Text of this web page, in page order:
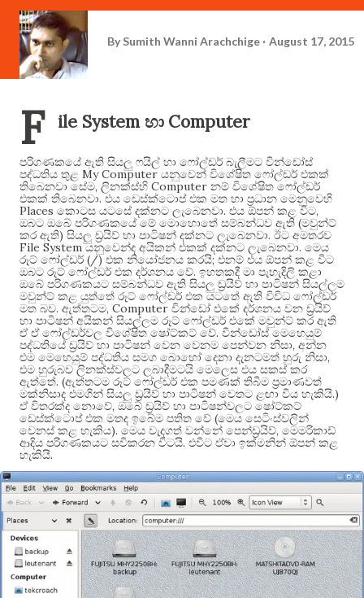
By Sumith Wanni Arachchige August 17, 2015
F ile System හා Computer
පරිගණකයේ ඇති සියලු ෆයිල් හා ෆෝල්ඩර් බැලීමට වින්ඩෝස්
පද්ධතිය තුළ My Computer යනුවෙන් විශේෂිත ෆෝල්ඩර් එකක්
තිබෙනවා සේම, ලිනක්ස්හි Computer නම් විශේෂිත ෆෝල්ඩර්
එකක් තිබෙනවා.එය ඩෙස්ක්ටොප් එක මත හා ප්‍රධාන මෙනුවෙහි
Places කොටස යටසේ දක්නට ලැබෙනවා. එය ඕපන් කළ විට,
ඔබට ඔබේ පරිගණකයේ මේ මොහොතේ සම්බන්ධව ඇති (මවුන්ට්
කර ඇති) සියලු ඩ්‍රයිව් හා පාටිෂන් දක්නට ලැබෙනවා. ඊට අමතරව
File Systemයනුවෙන්ද අයිකන් එකක් දක්නට ලැබෙනවා. මෙය
රූට් ෆෝල්ඩර් (/)එක නියෝජනය කරයි; එනම් එය ඕපන් කළ විට
ඔබට රූට් ෆෝල්ඩර් එක දර්ශනය වේ. ඉහතකදී මා පැහැදිලි කළා
ඔබේ පරිගණකයට සම්බන්ධව ඇති සියලු ඩ්‍රයිව් හා පාටිෂන් සියල්ලම
මවුන්ට් කළ යුත්තේ රූට් ෆෝල්ඩර් එක යටතේ ඇති විවිධ ෆෝල්ඩර්
මත බව. ඇත්තටම, Computer වින්ඩෝ එකේ දර්ශනය වන ඩ්‍රයිව්
හා පාටිෂන් අයිකන් සියල්ලම රූට් ෆෝල්ඩර් එකේ මවුන්ට් කර ඇති
ඒ ඒ ෆෝල්ඩර්වල විශේෂිත ෂෝට්කට් වේ. වින්ඩෝස් මෙහෙයුම්
පද්ධතියේ ඩ්‍රයිව් හා පාටිෂන් වෙන වෙනම පෙන්වන නිසා, අන්න
එම මෙහෙයුම් පද්ධතිය සමග බොහෝ දෙනා දැනටමත් හුරු නිසා,
එම හුරුබව ලිනක්ස්වලට ලබාදීමටයි මෙලෙස එය සකස් කර
ඇත්තේ. (ඇත්තටම රූට් ෆෝල්ඩර් එක පමණක් තිබීම ප්‍රමාණවත්
මක්නිසාද එමගින් සියලු ඩ්‍රයිව් හා පාටිෂන් වෙතට ළඟා විය හැකියි.)
ඒ විතරක්ද නොවේ, ඔබේ ඩ්‍රයිව් හා පාටිෂන්වලට ෂෝට්කට්
ඩෙස්ක්ටොප් එක මතද ඉබේම පතිත වේ (මෙය සෙටිංස්වලින්
වෙනස් කළ හැකිය). මෙය වැදගත් වන්නේ පෙන්ඩ්‍රයිව්, මෙමරිකාඩ්
ආදිය පරිගණකයට සවිකරන විටයි. එවිට ඒවා ඉක්මනින් ඕපන් කළ
හැකියි.